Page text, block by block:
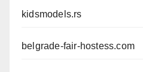
kidsmodels.rs
belgrade-fair-hostess.com